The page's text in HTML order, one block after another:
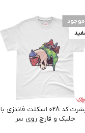
تیشرت کد 028 اسکلت فانتزی با
جلبک و قارچ روی سر